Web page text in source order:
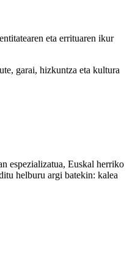
eta errituaren ikur
garai, hizkuntza eta kultura
espezializatua, Euskal herriko
helburu argi batekin: kalea